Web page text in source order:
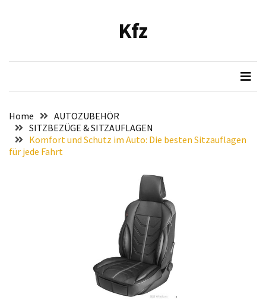
Luftqualität
Fahrzeug:
Empfehlung
Kfz
Home
AUTOZUBEHÖR
SITZBEZÜGE & SITZAUFLAGEN
Komfort und Schutz im Auto: Die besten Sitzauflagen
für jede Fahrt